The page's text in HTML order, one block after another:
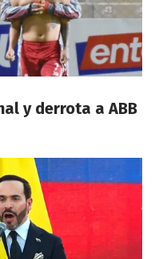
y derrota a ABB